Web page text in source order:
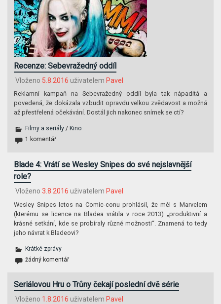
Recenze: Sebevražedný oddíl
Vloženo 5.8.2016 uživatelem Pavel
Reklamní kampaň na Sebevražedný oddíl byla tak nápaditá a
povedená, že dokázala vzbudit opravdu velkou zvědavost a možná
až přestřelená očekávání. Dostál jich nakonec snímek se ctí?
Filmy a seriály / Kino
1 komentář
Blade 4: Vrátí se Wesley Snipes do své nejslavnější
role?
Vloženo 3.8.2016 uživatelem Pavel
Wesley Snipes letos na Comic-conu prohlásil, že měl s Marvelem
(kterému se licence na Bladea vrátila v roce 2013) „produktivní a
krásné setkání, kde se probíraly různé možnosti“. Znamená to tedy
jeho návrat k Bladeovi?
Krátké zprávy
žádný komentář
Seriálovou Hru o Trůny čekají poslední dvě série
Vloženo 1.8.2016 uživatelem Pavel